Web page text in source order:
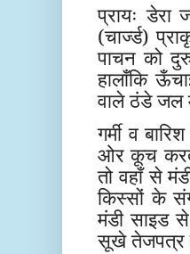
प्रायः डेरा
(चार्ज्ड)
पाचन को
हालाँकि
वाले ठंडे जल
गर्मी व
ओर कूच
तो वहाँ से
किस्सों के
मंडी साइड
सूखे तेजपत्र